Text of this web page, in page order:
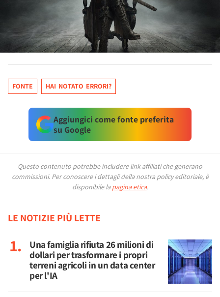
FONTE HAI NOTATO ERRORI?
Aggiungici come fonte preferita
su Google
Questo contenuto potrebbe includere link affiliati che generano
commissioni. Per conoscere i dettagli della nostra policy editoriale, è
disponibile la pagina etica.
LE NOTIZIE PIÙ LETTE
Una famiglia rifiuta 26 milioni di
dollari per trasformare i propri
terreni agricoli in un data center
per l'IA